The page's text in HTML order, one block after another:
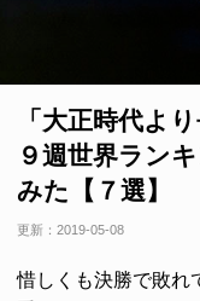
「大正時代よ
９週世界ラン
みた【７選】
更新： 2019-05-08
惜しくも決勝で敗れ